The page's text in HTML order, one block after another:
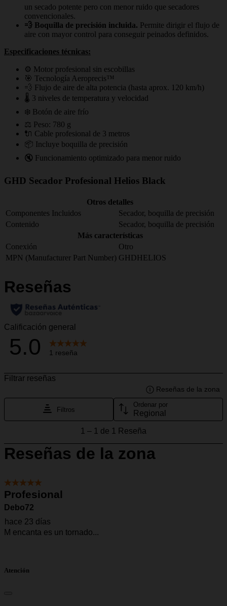
un secado potente pero con menor ruido que secadores
convencionales.
💨 Boquilla de precisión incluida. Permite dirigir el flujo de
aire con mayor control para conseguir peinados definidos.
Especificaciones técnicas:
⚙️ Motor profesional sin escobillas
🎯 Tecnología Aeroprecis™
💨 Flujo de aire de alta potencia (hasta aprox. 120 km/h)
🌡️ 3 niveles de temperatura y velocidad
❄️ Botón de aire frío
⚖️ Peso: 780 g
🔌 Cable profesional de 3 metros
📦 Incluye boquilla de precisión
🔇 Funcionamiento optimizado para menor ruido
GHD Secador Profesional Helios Black
Otros detalles
Componentes Incluidos
Secador, boquilla de precisión
Contenido
Secador, boquilla de precisión
Más características
Conexión
Otro
MPN (Manufacturer Part Number) GHDHELIOS
Atención